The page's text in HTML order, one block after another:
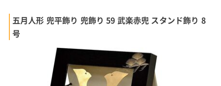
五月人形 兜平飾り 兜飾り 59 武楽赤兜 スタンド飾り 8
号